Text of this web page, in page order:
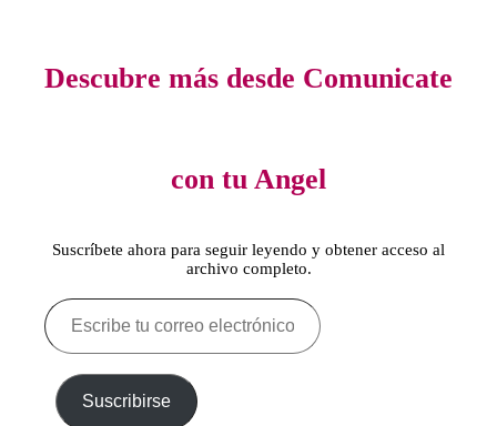
Descubre más desde Comunicate
con tu Angel
Suscríbete ahora para seguir leyendo y obtener acceso al
archivo completo.
Escribe
tu
correo
electrónico…
Suscribirse